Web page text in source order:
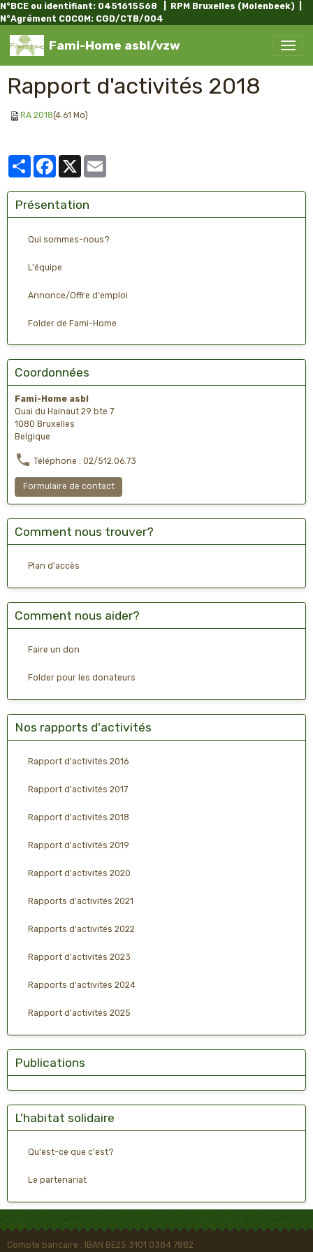
N°BCE ou identifiant: 0451615568 | RPM Bruxelles (Molenbeek) |
N°Agrément COCOM: CGD/CTB/004
Fami-Home asbl/vzw
Rapport d'activités 2018
RA 2018(4.61 Mo)
PartagerFacebook
Présentation
Qui sommes-nous?
L'équipe
Annonce/Offre d'emploi
Folder de Fami-Home
Coordonnées
Fami-Home asbl
Quai du Hainaut 29 bte 7
1080 Bruxelles
Belgique
Téléphone : 02/512.06.73
Formulaire de contact
Comment nous trouver?
Plan d'accès
Comment nous aider?
Faire un don
Folder pour les donateurs
Nos rapports d'activités
Rapport d'activités 2016
Rapport d'activités 2017
Rapport d'activités 2018
Rapport d'activités 2019
Rapport d'activités 2020
Rapports d'activités 2021
Rapports d'activités 2022
Rapport d'activités 2023
Rapports d'activités 2024
Rapport d'activités 2025
Publications
L'habitat solidaire
Qu'est-ce que c'est?
Le partenariat
Compte bancaire : IBAN BE25 3101 0384 7882